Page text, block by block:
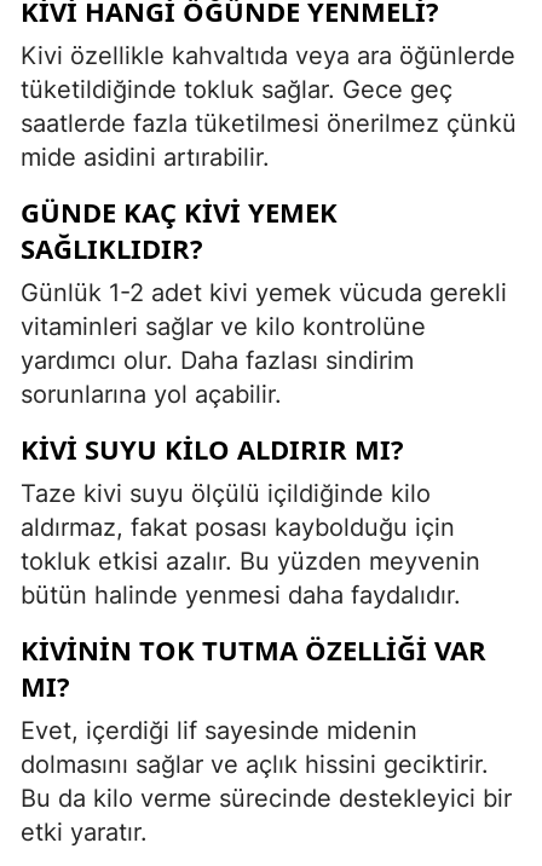
KIVI HANGI ÖĞÜNDE YENMELI?
Kivi özellikle kahvaltıda veya ara öğünlerde
tüketildiğinde tokluk sağlar. Gece geç
saatlerde fazla tüketilmesi önerilmez çünkü
mide asidini artırabilir.
GÜNDE KAÇ KIVI YEMEK
SAĞLIKLIDIR?
Günlük 1-2 adet kivi yemek vücuda gerekli
vitaminleri sağlar ve kilo kontrolüne
yardımcı olur. Daha fazlası sindirim
sorunlarına yol açabilir.
KIVI SUYU KILO ALDIRIR MI?
Taze kivi suyu ölçülü içildiğinde kilo
aldırmaz, fakat posası kaybolduğu için
tokluk etkisi azalır. Bu yüzden meyvenin
bütün halinde yenmesi daha faydalıdır.
KIVININ TOK TUTMA ÖZELLIĞI VAR
MI?
Evet, içerdiği lif sayesinde midenin
dolmasını sağlar ve açlık hissini geciktirir.
Bu da kilo verme sürecinde destekleyici bir
etki yaratır.